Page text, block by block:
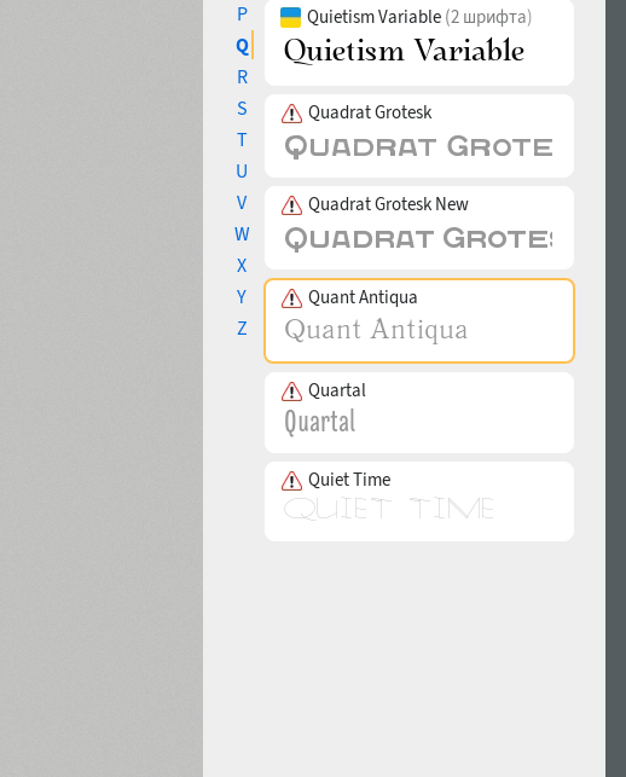
P
Q
R
S
T
U
V
W
X
Y
Z
Quietism Variable (2 шрифта)
Quadrat Grotesk
Quadrat Grotesk New
Quant Antiqua
Quartal
Quiet Time